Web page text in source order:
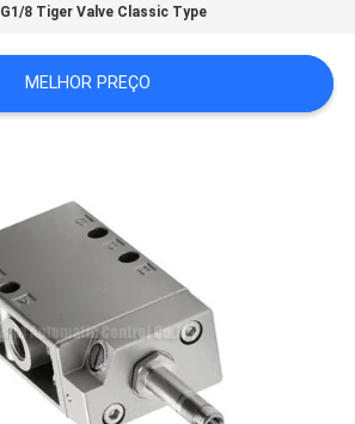
G1/8 Tiger Valve Classic Type
MELHOR PREÇO